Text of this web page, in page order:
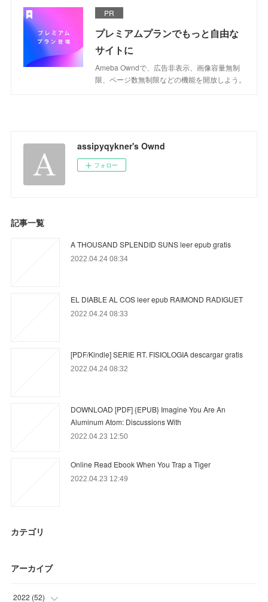
PR
プレミアムプランでもっと自由な
サイトに
Ameba Owndで、広告非表示、画像容量無制
限、ページ数無制限などの機能を開放しよう。
assipyqykner's Ownd
フォロー
記事一覧
A THOUSAND SPLENDID SUNS leer epub gratis
2022.04.24 08:34
EL DIABLE AL COS leer epub RAIMOND RADIGUET
2022.04.24 08:33
[PDF/Kindle] SERIE RT. FISIOLOGIA descargar gratis
2022.04.24 08:32
DOWNLOAD [PDF] {EPUB} Imagine You Are An
Aluminum Atom: Discussions With
2022.04.23 12:50
Online Read Ebook When You Trap a Tiger
2022.04.23 12:49
カテゴリ
アーカイブ
2022 (52)